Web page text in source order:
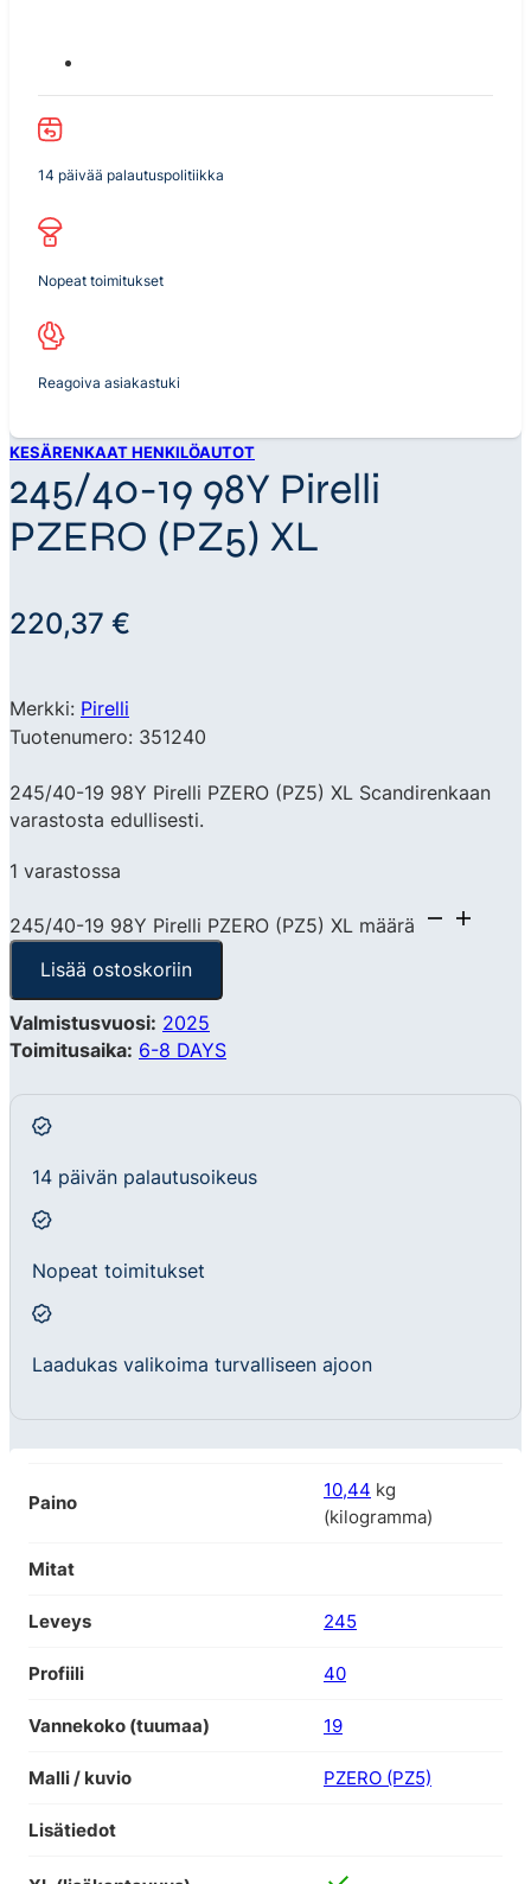
14 päivää palautuspolitiikka
Nopeat toimitukset
Reagoiva asiakastuki
KESÄRENKAAT HENKILÖAUTOT
245/40-19 98Y Pirelli
PZERO (PZ5) XL
220,37 €
Merkki: Pirelli
Tuotenumero: 351240
245/40-19 98Y Pirelli PZERO (PZ5) XL Scandirenkaan
varastosta edullisesti.
1 varastossa
245/40-19 98Y Pirelli PZERO (PZ5) XL määrä
Lisää ostoskoriin
Valmistusvuosi: 2025
Toimitusaika: 6-8 DAYS
14 päivän palautusoikeus
Nopeat toimitukset
Laadukas valikoima turvalliseen ajoon
Paino
10,44 kg
(kilogramma)
Mitat
Leveys 245
Profiili 40
Vannekoko (tuumaa) 19
Malli / kuvio PZERO (PZ5)
Lisätiedot